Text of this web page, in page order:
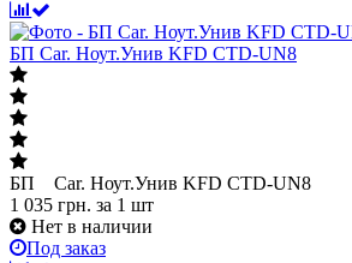
БП Car. Ноут.Унив KFD CTD-UN8
БП Car. Ноут.Унив KFD CTD-UN8
1 035 грн. за 1 шт
Нет в наличии
Под заказ